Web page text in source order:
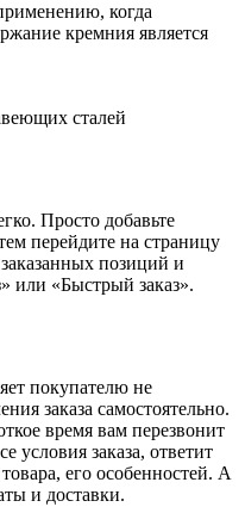
когда
кремния является
сталей
Просто добавьте
перейдите на страницу
позиций и
или «Быстрый заказ».
покупателю не
заказа самостоятельно.
время вам перезвонит
условия заказа, ответит
его особенностей. А
и доставки.